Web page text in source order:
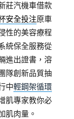
莊汽機車借款
安全投注原車
性的美容療程
統保全服務從
進出證書，溶
隊創新品質抽
中輕鋼架循環
肌專家教你必
肌肉量。